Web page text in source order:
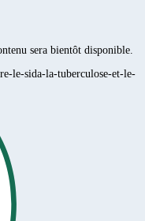
sera bientôt disponible.
le-sida-la-tuberculose-et-le-